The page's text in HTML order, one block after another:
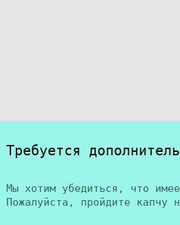
Требуется
Мы хотим убедиться, что
Пожалуйста, пройдите капчу